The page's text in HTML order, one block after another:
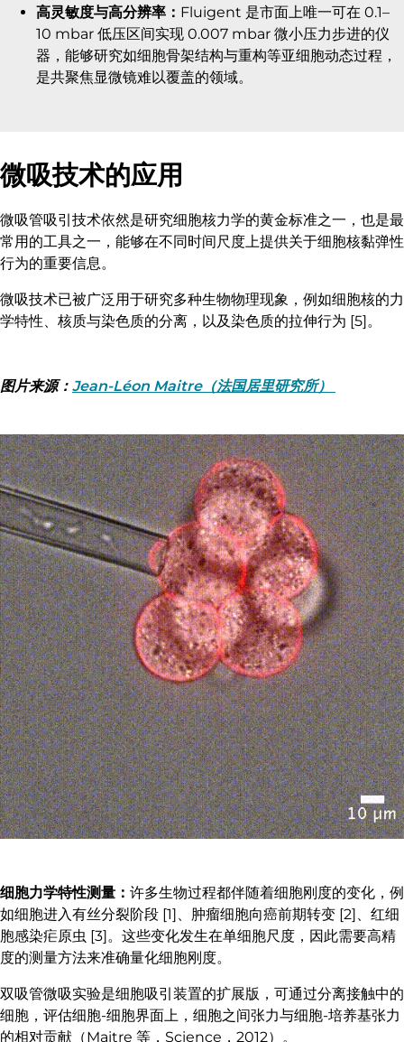
高灵敏度与高分辨率： Fluigent 是市面上唯一可在 0.1–
10 mbar 低压区间实现 0.007 mbar 微小压力步进的仪
器，能够研究如细胞骨架结构与重构等亚细胞动态过程，
是共聚焦显微镜难以覆盖的领域。
微吸技术的应用
微吸管吸引技术依然是研究细胞核力学的黄金标准之一，也是最
常用的工具之一，能够在不同时间尺度上提供关于细胞核黏弹性
行为的重要信息。
微吸技术已被广泛用于研究多种生物物理现象，例如细胞核的力
学特性、核质与染色质的分离，以及染色质的拉伸行为 [5]。
图片来源： Jean-Léon Maitre（法国居里研究所）
细胞力学特性测量： 许多生物过程都伴随着细胞刚度的变化，例
如细胞进入有丝分裂阶段 [1]、肿瘤细胞向癌前期转变 [2]、红细
胞感染疟原虫 [3]。这些变化发生在单细胞尺度，因此需要高精
度的测量方法来准确量化细胞刚度。
双吸管微吸实验是细胞吸引装置的扩展版，可通过分离接触中的
细胞，评估细胞-细胞界面上，细胞之间张力与细胞-培养基张力
的相对贡献（Maitre 等，Science，2012）。